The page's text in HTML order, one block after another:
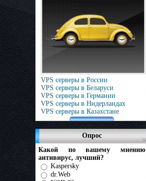
VPS серверы в России
VPS серверы в Беларуси
VPS серверы в Германии
VPS серверы в Нидерландах
VPS серверы в Казахстане
Опрос
Какой по вашему мнению
антивирус, лучший?
Kaspersky
dr.Web